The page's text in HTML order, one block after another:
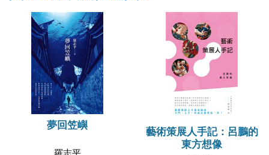
夢回笠嶼
藝術策展人手記：呂鵬的
東方想像